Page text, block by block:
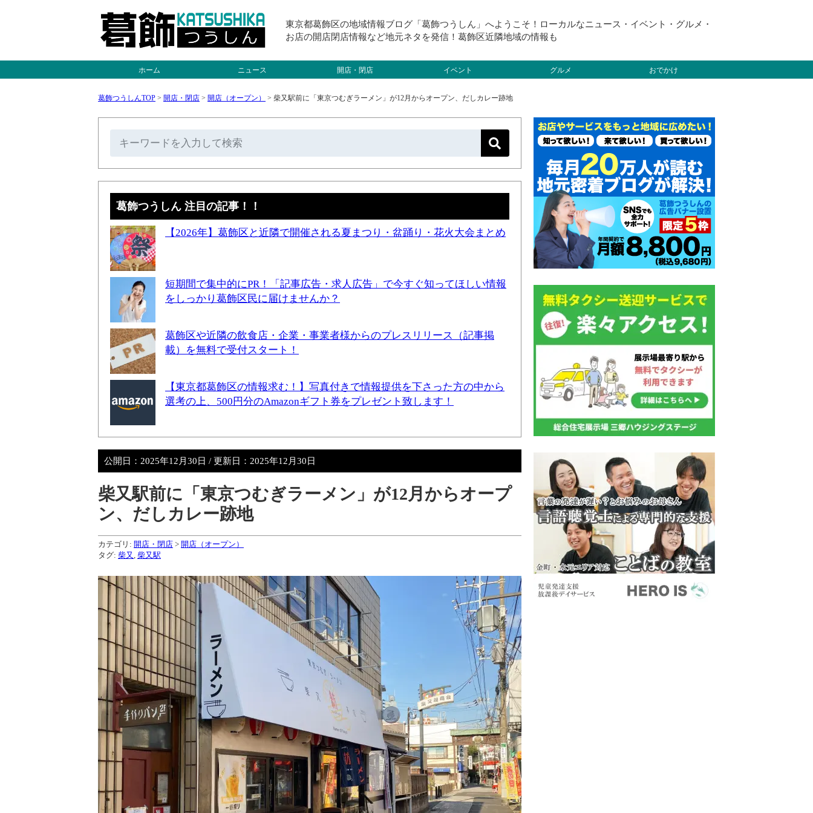
東京都葛飾区の地域情報ブログ「葛飾つうしん」へようこそ！ローカルなニュース・イベント・グルメ・
お店の開店閉店情報など地元ネタを発信！葛飾区近隣地域の情報も
ホーム ニュース 開店・閉店 イベント グルメ おでかけ
葛飾つうしんTOP > 開店・閉店 > 開店（オープン） > 柴又駅前に「東京つむぎラーメン」が12月からオープン、だしカレー跡地
葛飾つうしん 注目の記事！！
【2026年】葛飾区と近隣で開催される夏まつり・盆踊り・花火大会まとめ
短期間で集中的にPR！「記事広告・求人広告」で今すぐ知ってほしい情報
をしっかり葛飾区民に届けませんか？
葛飾区や近隣の飲食店・企業・事業者様からのプレスリリース（記事掲
載）を無料で受付スタート！
【東京都葛飾区の情報求む！】写真付きで情報提供を下さった方の中から
選考の上、500円分のAmazonギフト券をプレゼント致します！
公開日： 2025年12月30日 / 更新日： 2025年12月30日
柴又駅前に「東京つむぎラーメン」が12月からオープ
ン、だしカレー跡地
カテゴリ: 開店・閉店 > 開店（オープン）
タグ: 柴又 柴又駅